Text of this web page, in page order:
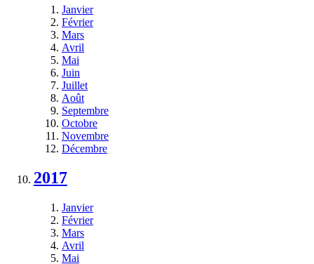
Janvier
Février
Mars
Avril
Mai
Juin
Juillet
Août
Septembre
Octobre
Novembre
Décembre
2017
Janvier
Février
Mars
Avril
Mai